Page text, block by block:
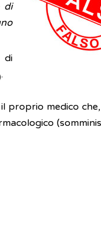
di
di
.
proprio medico